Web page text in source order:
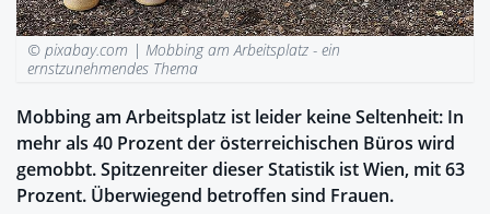
© pixabay.com | Mobbing am Arbeitsplatz - ein
ernstzunehmendes Thema
Mobbing am Arbeitsplatz ist leider keine Seltenheit: In
mehr als 40 Prozent der österreichischen Büros wird
gemobbt. Spitzenreiter dieser Statistik ist Wien, mit 63
Prozent. Überwiegend betroffen sind Frauen.